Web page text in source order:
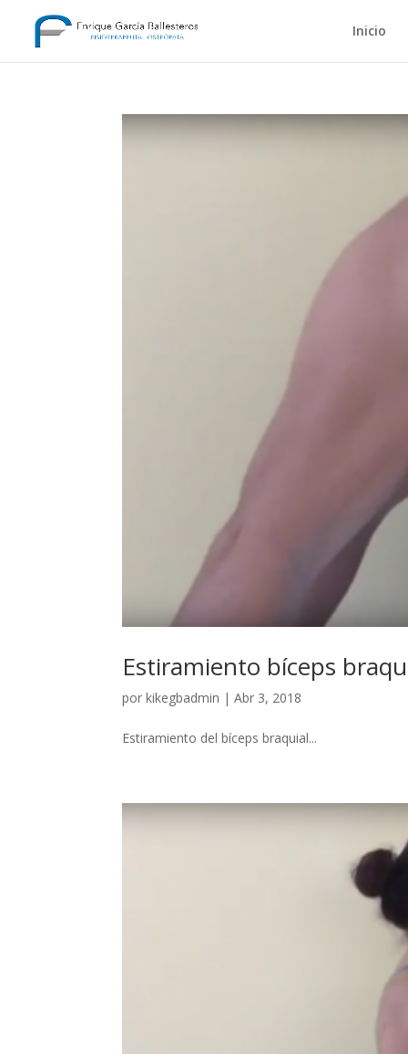
Inicio
Estiramiento bíceps
porkikegbadmin |Abr 3, 2018
Estiramiento del bíceps braquial...